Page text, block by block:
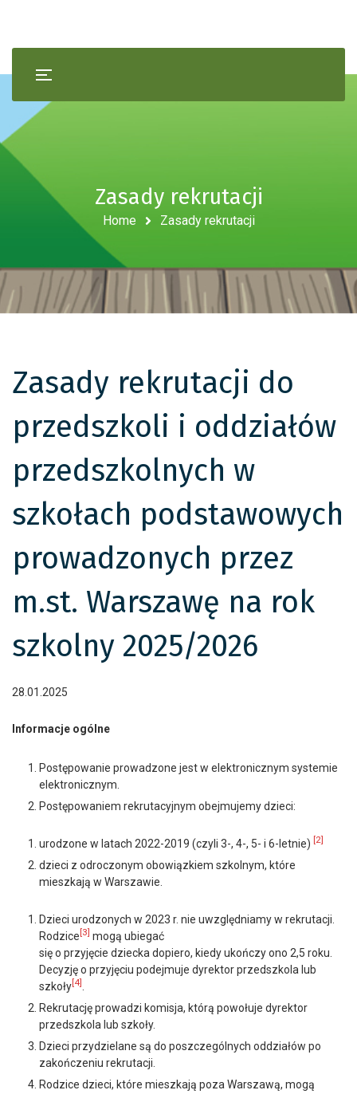
Zasady rekrutacji
Home Zasady rekrutacji
Zasady rekrutacji do
przedszkoli i oddziałów
przedszkolnych w
szkołach podstawowych
prowadzonych przez
m.st. Warszawę na rok
szkolny 2025/2026
28.01.2025
Informacje ogólne
Postępowanie prowadzone jest w elektronicznym systemie
elektronicznym.
Postępowaniem rekrutacyjnym obejmujemy dzieci:
urodzone w latach 2022-2019 (czyli 3-, 4-, 5- i 6-letnie) [2]
dzieci z odroczonym obowiązkiem szkolnym, które
mieszkają w Warszawie.
Dzieci urodzonych w 2023 r. nie uwzględniamy w rekrutacji.
Rodzice [3] mogą ubiegać
się o przyjęcie dziecka dopiero, kiedy ukończy ono 2,5 roku.
Decyzję o przyjęciu podejmuje dyrektor przedszkola lub
szkoły[4]
Rekrutację prowadzi komisja, którą powołuje dyrektor
przedszkola lub szkoły.
Dzieci przydzielane są do poszczególnych oddziałów po
zakończeniu rekrutacji.
Rodzice dzieci, które mieszkają poza Warszawą, mogą